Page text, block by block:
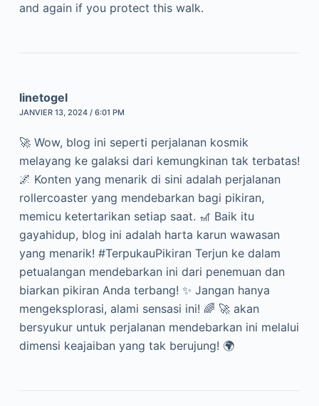
and again if you protect this walk.
linetogel
JANVIER 13, 2024 / 6:01 PM
🚀 Wow, blog ini seperti perjalanan kosmik
melayang ke galaksi dari kemungkinan tak terbatas!
🌌 Konten yang menarik di sini adalah perjalanan
rollercoaster yang mendebarkan bagi pikiran,
memicu ketertarikan setiap saat. 🎢 Baik itu
gayahidup, blog ini adalah harta karun wawasan
yang menarik! #TerpukauPikiran Terjun ke dalam
petualangan mendebarkan ini dari penemuan dan
biarkan pikiran Anda terbang! ✨ Jangan hanya
mengeksplorasi, alami sensasi ini! 🌈 🚀 akan
bersyukur untuk perjalanan mendebarkan ini melalui
dimensi keajaiban yang tak berujung! 🌍